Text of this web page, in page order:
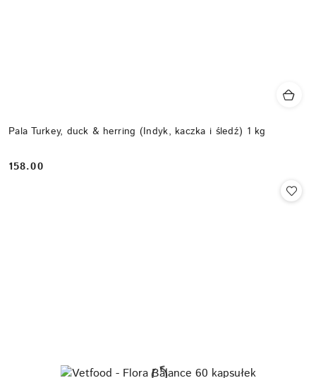
Pala Turkey, duck & herring (Indyk, kaczka i śledź) 1 kg
Cena:
158.00